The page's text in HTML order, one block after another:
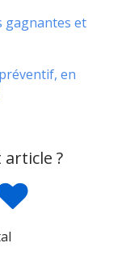
gagnantes et
en
?